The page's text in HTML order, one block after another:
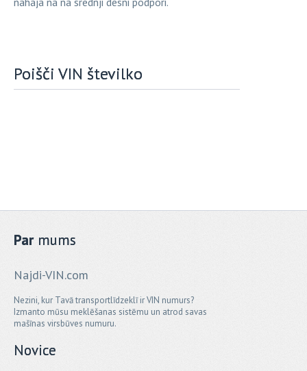
Poišči VIN številko
Parmums
Najdi-VIN.com
Nezini, kur Tavā transportlīdzeklī ir VIN numurs?
Izmanto mūsu meklēšanas sistēmu un atrod savas
mašīnas virsbūves numuru.
Novice